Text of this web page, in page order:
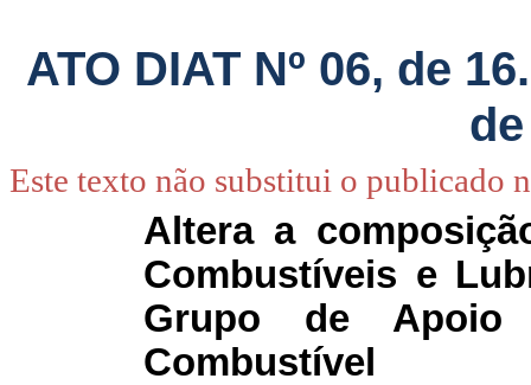
ATO DIAT Nº 06, de
Este texto não substitui o publicado
Altera a
Combustíveis e
Grupo de Apoio
Combustível